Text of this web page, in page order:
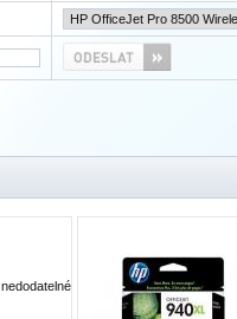
nedodatelné